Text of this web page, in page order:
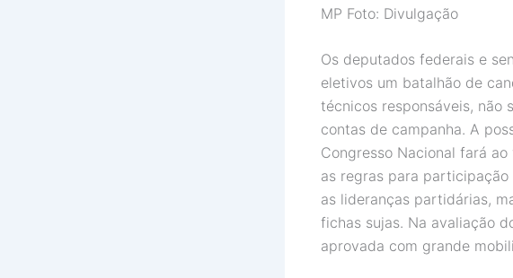
MP Foto: Divulgação
Os deputados federais e
eletivos um batalhão de
técnicos responsáveis, não
contas de campanha. A
Congresso Nacional fará
as regras para
as lideranças partidárias,
fichas sujas. Na avaliação
aprovada com grande